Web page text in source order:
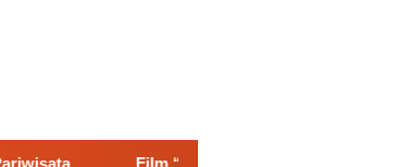
Film “Nalar” Karya Guru SD Raih Juara 1 Lomba